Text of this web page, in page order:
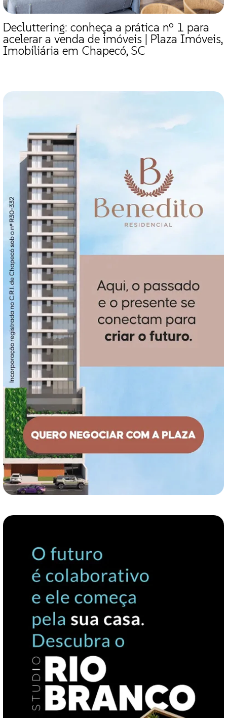
Decluttering: conheça a prática nº 1 para
acelerar a venda de imóveis | Plaza Imóveis,
Imobiliária em Chapecó, SC